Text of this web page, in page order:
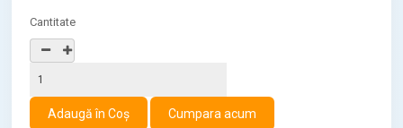
Cantitate